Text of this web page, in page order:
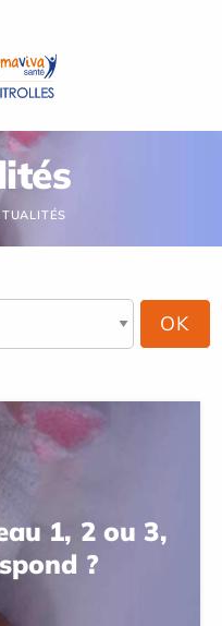
1, 2 ou 3,
?